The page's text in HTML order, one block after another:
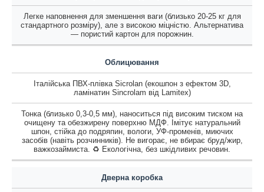
Легке наповнення для зменшення ваги (близько 20-25 кг для
стандартного розміру), але з високою міцністю. Альтернатива
— пористий картон для порожнин.
Облицювання
Італійська ПВХ-плівка Sicrolan (екошпон з ефектом 3D,
ламінатин Sincrolam від Lamitex)
Тонка (близько 0,3-0,5 мм), наноситься під високим тиском на
очищену та обезжирену поверхню МДФ. Імітує натуральний
шпон, стійка до подряпин, вологи, УФ-променів, миючих
засобів (навіть розчинників). Не вигорає, не вбирає бруд/жир,
важкозаймиста. ♻️ Екологічна, без шкідливих речовин.
Дверна коробка